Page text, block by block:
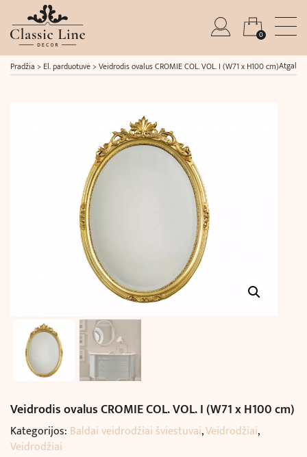
0
Pradžia > El. parduotuvė> Veidrodis ovalus CROMIE COL. VOL. I (W71 x H100 cm)Atgal
Veidrodis ovalus CROMIE COL. VOL. I (W71 x H100 cm)
Kategorijos: Baldai veidrodžiai šviestuvai,Veidrodžiai,
Veidrodžiai